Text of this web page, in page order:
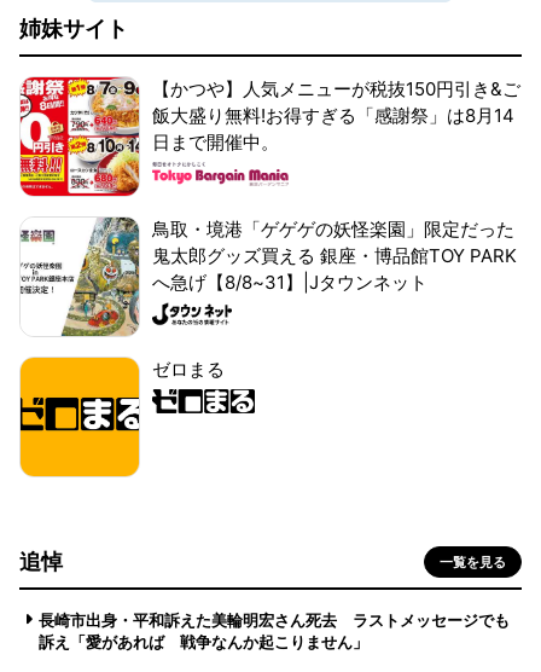
姉妹サイト
【かつや】人気メニューが税抜150円引き&ご
飯大盛り無料!お得すぎる「感謝祭」は8月14
日まで開催中。
鳥取・境港「ゲゲゲの妖怪楽園」限定だった
鬼太郎グッズ買える 銀座・博品館TOY PARK
へ急げ【8/8~31】|Jタウンネット
ゼロまる
追悼 一覧を見る
長崎市出身・平和訴えた美輪明宏さん死去 ラストメッセージでも
訴え「愛があれば 戦争なんか起こりません」